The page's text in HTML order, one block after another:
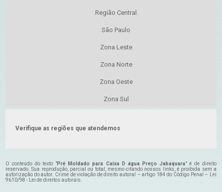
Região Central
São Paulo
Zona Leste
Zona Norte
Zona Oeste
Zona Sul
Verifique as regiões que atendemos
O conteúdo do texto "Pré Moldado para Caixa D água Preço Jabaquara" é de direito
reservado. Sua reprodução, parcial ou total, mesmo citando nossos links, é proibida sem a
autorização do autor. Crime de violação de direito autoral – artigo 184 do Código Penal –Lei
9610/98 - Lei de direitos autorais.